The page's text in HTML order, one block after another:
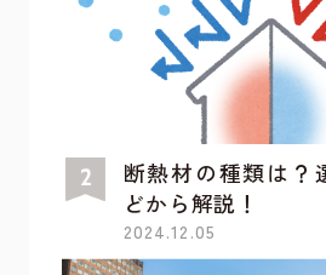
断熱材の種類は？
どから解説！
2024.12.05